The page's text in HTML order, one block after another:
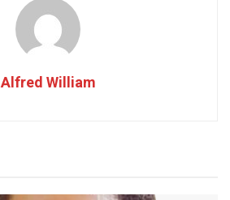
Alfred William